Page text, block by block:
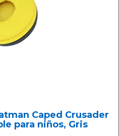
Caped Crusader
para niños, Gris